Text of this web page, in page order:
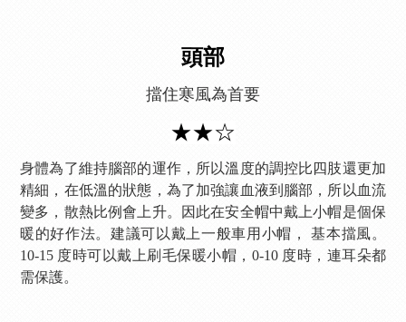
頭部
擋住寒風為首要
★★☆
身體為了維持腦部的運作，所以溫度的調控比四肢還更加
精細，在低溫的狀態，為了加強讓血液到腦部，所以血流
變多，散熱比例會上升。因此在安全帽中戴上小帽是個保
暖的好作法。建議可以戴上一般車用小帽， 基本擋風。
10-15 度時可以戴上刷毛保暖小帽，0-10 度時，連耳朵都
需保護。